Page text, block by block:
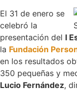
El 31 de enero se
celebró la
presentación del I
la Fundación
en los resultados
350 pequeñas y
Lucio Fernández,